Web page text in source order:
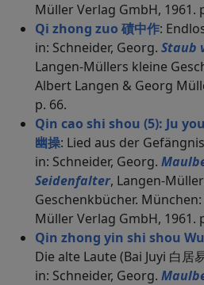
Müller Verlag GmbH, 1961.
Qi zhong zuo 磧中作:
in: Schneider, Georg. Staub
Langen-Müllers kleine
Albert Langen & Georg
p. 66.
Qin cao shi shou (5): Ju
幽操: Lied aus der
in: Schneider, Georg.
Seidenfalter, Langen-
Geschenkbücher.
Müller Verlag GmbH, 1961.
Qin zhong yin shi shou
Die alte Laute (Bai Juyi 白居
in: Schneider, Georg.